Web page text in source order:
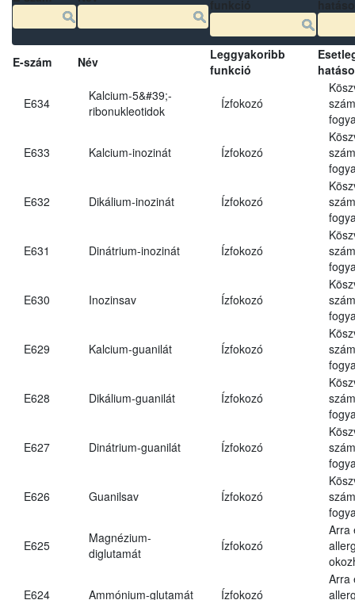
E-szám Név
Leggyakoribb
funkció
E634
Kalcium-5&#39;-
ribonukleotidok
Ízfokozó
E633 Kalcium-inozinát Ízfokozó
E632 Dikálium-inozinát Ízfokozó
E631 Dinátrium-inozinát Ízfokozó
E630 Inozinsav Ízfokozó
E629 Kalcium-guanilát Ízfokozó
E628 Dikálium-guanilát Ízfokozó
E627 Dinátrium-guanilát Ízfokozó
E626 Guanilsav Ízfokozó
E625
Magnézium-
diglutamát
Ízfokozó
Arra
E624 Ammónium-glutamát Ízfokozó
Arra